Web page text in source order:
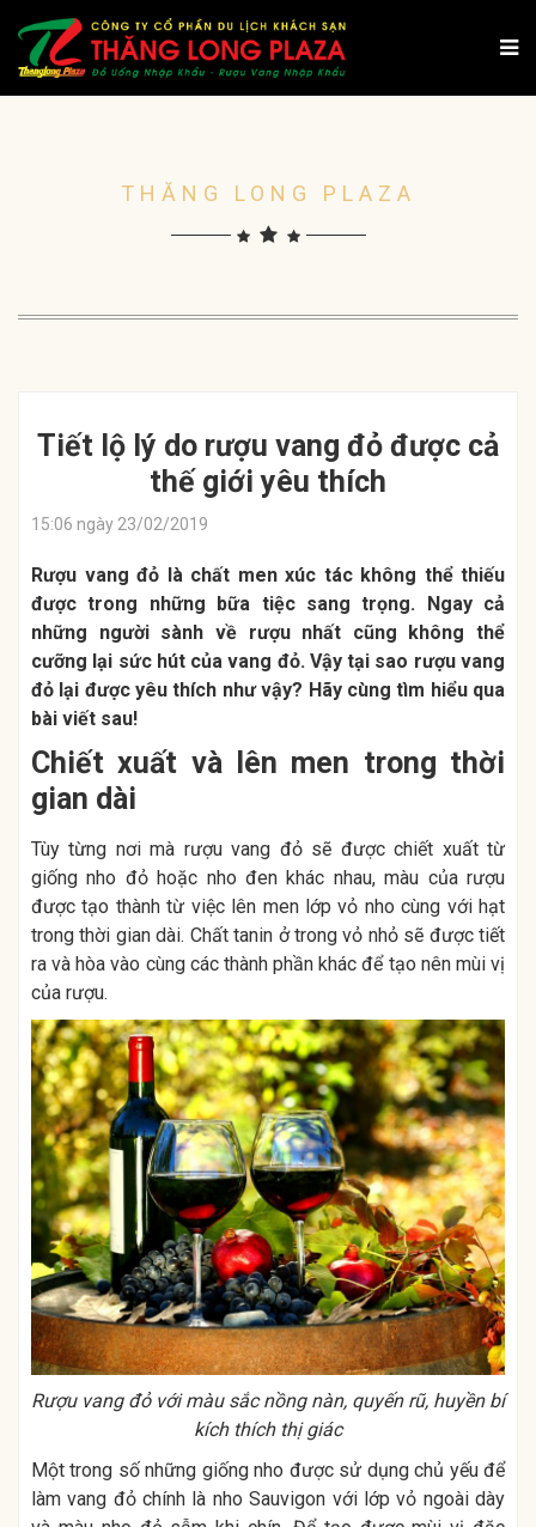
THĂNG LONG PLAZA
Tiết lộ lý do rượu vang đỏ được cả
thế giới yêu thích
15:06 ngày 23/02/2019
Rượu vang đỏ là chất men xúc tác không thể thiếu
được trong những bữa tiệc sang trọng. Ngay cả
những người sành về rượu nhất cũng không thể
cưỡng lại sức hút của vang đỏ. Vậy tại sao rượu vang
đỏ lại được yêu thích như vậy? Hãy cùng tìm hiểu qua
bài viết sau!
Chiết xuất và lên men trong thời
gian dài
Tùy từng nơi mà rượu vang đỏ sẽ được chiết xuất từ
giống nho đỏ hoặc nho đen khác nhau, màu của rượu
được tạo thành từ việc lên men lớp vỏ nho cùng với hạt
trong thời gian dài. Chất tanin ở trong vỏ nhỏ sẽ được tiết
ra và hòa vào cùng các thành phần khác để tạo nên mùi vị
của rượu.
Rượu vang đỏ với màu sắc nồng nàn, quyến rũ, huyền bí
kích thích thị giác
Một trong số những giống nho được sử dụng chủ yếu để
làm vang đỏ chính là nho Sauvigon với lớp vỏ ngoài dày